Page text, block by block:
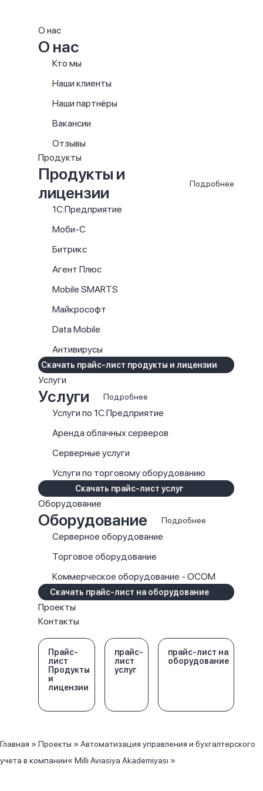
О нас
О нас
Кто мы
Наши клиенты
Наши партнёры
Вакансии
Отзывы
Продукты
Продукты и
лицензии
Подробнее
1С:Предприятие
Моби-С
Битрикс
Агент Плюс
Mobile SMARTS
Майкрософт
Data Mobile
Антивирусы
Скачать прайс-лист продукты и лицензии
Услуги
Услуги Подробнее
Услуги по 1С:Предприятие
Аренда облачных серверов
Серверные услуги
Услуги по торговому оборудованию
Скачать прайс-лист услуг
Оборудование
Оборудование Подробнее
Серверное оборудование
Торговое оборудование
Коммерческое оборудование - OCOM
Скачать прайс-лист на оборудование
Проекты
Контакты
Прайс-
лист
Продукты
и
лицензии
прайс-
лист
услуг
прайс-лист на
оборудование
Главная » Проекты » Автоматизация управления и бухгалтерского
учета в компании« Milli Aviasiya Akademiyası »